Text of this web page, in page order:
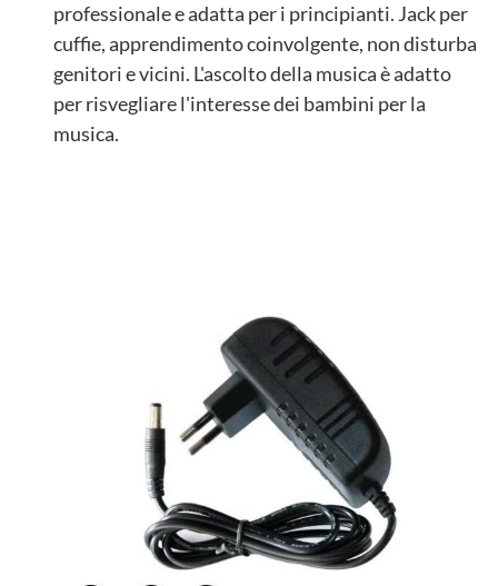
professionale e adatta per i principianti. Jack per
cuffie, apprendimento coinvolgente, non disturba
genitori e vicini. L'ascolto della musica è adatto
per risvegliare l'interesse dei bambini per la
musica.